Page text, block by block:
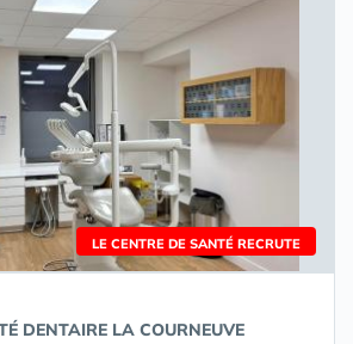
LE CENTRE DE SANTÉ RECRUTE
DENTAIRE LA COURNEUVE